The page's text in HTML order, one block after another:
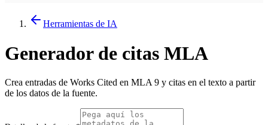
Herramientas de IA
Generador de citas MLA
Crea entradas de Works Cited en MLA 9 y citas en el texto a partir
de los datos de la fuente.